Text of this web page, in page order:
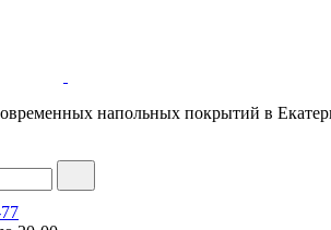
напольных покрытий в